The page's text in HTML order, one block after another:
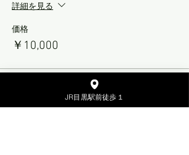
詳細を見る
価格
￥10,000
チケットの種類
JR目黒駅前徒歩１